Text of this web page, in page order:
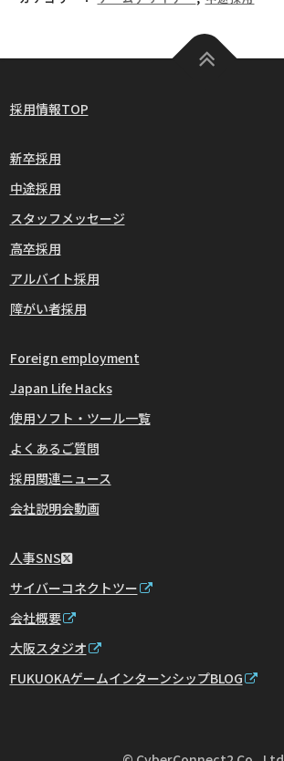
採用情報TOP
新卒採用
中途採用
スタッフメッセージ
高卒採用
アルバイト採用
障がい者採用
Foreign employment
Japan Life Hacks
使用ソフト・ツール一覧
よくあるご質問
採用関連ニュース
会社説明会動画
人事SNS
サイバーコネクトツー
会社概要
大阪スタジオ
FUKUOKAゲームインターンシップBLOG